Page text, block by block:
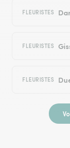
FLEURISTES
FLEURISTES
FLEURISTES